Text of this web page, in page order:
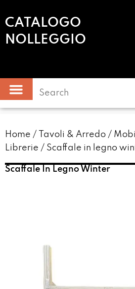
CATALOGO
NOLLEGGIO
Home / Tavoli & Arredo /
Librerie / Scaffale in legno
Scaffale In Legno Winter